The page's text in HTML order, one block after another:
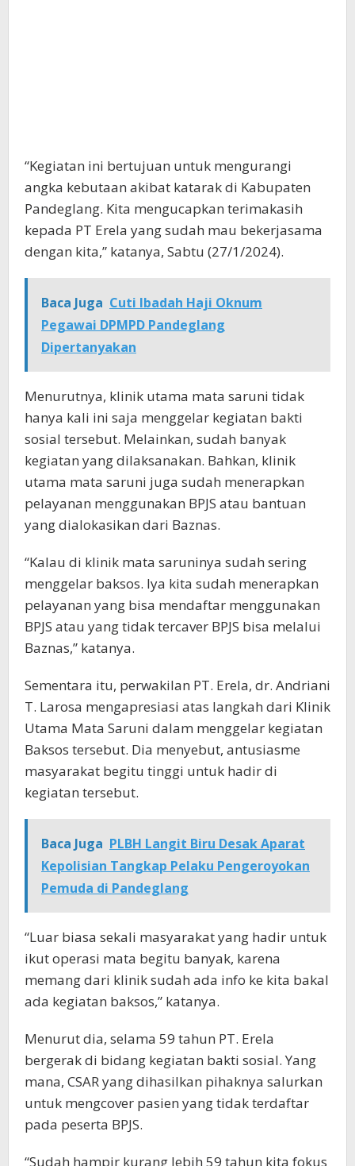
“Kegiatan ini bertujuan untuk mengurangi
angka kebutaan akibat katarak di Kabupaten
Pandeglang. Kita mengucapkan terimakasih
kepada PT Erela yang sudah mau bekerjasama
dengan kita,” katanya, Sabtu (27/1/2024).
Baca Juga Cuti Ibadah Haji Oknum
Pegawai DPMPD Pandeglang
Dipertanyakan
Menurutnya, klinik utama mata saruni tidak
hanya kali ini saja menggelar kegiatan bakti
sosial tersebut. Melainkan, sudah banyak
kegiatan yang dilaksanakan. Bahkan, klinik
utama mata saruni juga sudah menerapkan
pelayanan menggunakan BPJS atau bantuan
yang dialokasikan dari Baznas.
“Kalau di klinik mata saruninya sudah sering
menggelar baksos. Iya kita sudah menerapkan
pelayanan yang bisa mendaftar menggunakan
BPJS atau yang tidak tercaver BPJS bisa melalui
Baznas,” katanya.
Sementara itu, perwakilan PT. Erela, dr. Andriani
T. Larosa mengapresiasi atas langkah dari Klinik
Utama Mata Saruni dalam menggelar kegiatan
Baksos tersebut. Dia menyebut, antusiasme
masyarakat begitu tinggi untuk hadir di
kegiatan tersebut.
Baca Juga PLBH Langit Biru Desak Aparat
Kepolisian Tangkap Pelaku Pengeroyokan
Pemuda di Pandeglang
“Luar biasa sekali masyarakat yang hadir untuk
ikut operasi mata begitu banyak, karena
memang dari klinik sudah ada info ke kita bakal
ada kegiatan baksos,” katanya.
Menurut dia, selama 59 tahun PT. Erela
bergerak di bidang kegiatan bakti sosial. Yang
mana, CSAR yang dihasilkan pihaknya salurkan
untuk mengcover pasien yang tidak terdaftar
pada peserta BPJS.
“Sudah hampir kurang lebih 59 tahun kita fokus